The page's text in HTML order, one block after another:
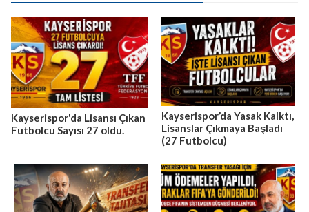
Kayserispor'da Lisansı Çıkan
Futbolcu Sayısı 27 oldu.
Kayserispor’da Yasak Kalktı,
Lisanslar Çıkmaya Başladı
(27 Futbolcu)